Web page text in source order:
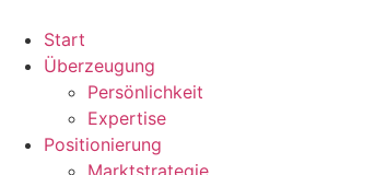
Inhalt
wechseln
Start
Überzeugung
Persönlichkeit
Expertise
Positionierung
Marktstrategie